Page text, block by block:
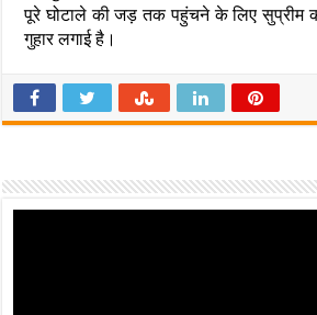
पूरे घोटाले की जड़ तक पहुंचने के लिए सुप्रीम
गुहार लगाई है।